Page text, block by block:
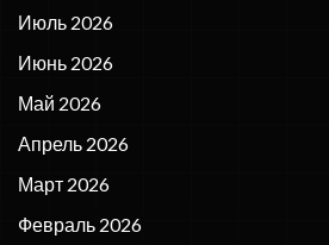
Июль 2026
Июнь 2026
Май 2026
Апрель 2026
Март 2026
Февраль 2026